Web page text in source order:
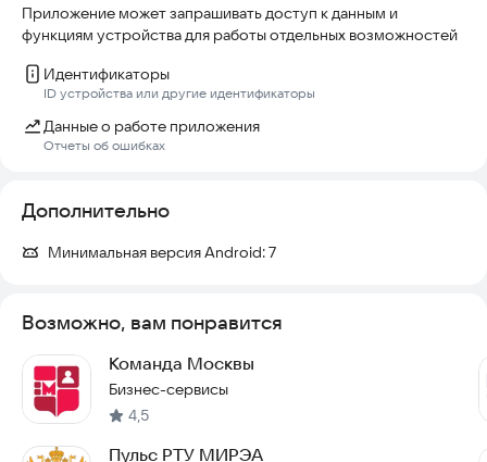
Приложение может запрашивать доступ к данным и
функциям устройства для работы отдельных возможностей
Идентификаторы
ID устройства или другие идентификаторы
Данные о работе приложения
Отчеты об ошибках
Дополнительно
Минимальная версия Android:7
Возможно, вам понравится
Команда Москвы
Бизнес-сервисы
4,5
Пульс РТУ МИРЭА